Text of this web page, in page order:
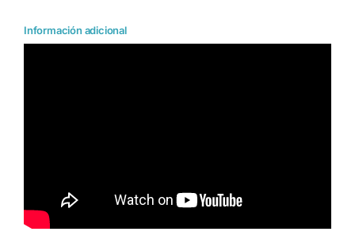
Información adicional